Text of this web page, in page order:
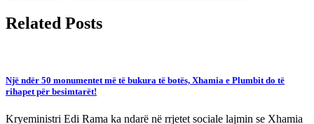
Related Posts
Një ndër 50 monumentet më të bukura të botës, Xhamia e Plumbit do të
rihapet për besimtarët!
Kryeministri Edi Rama ka ndarë në rrjetet sociale lajmin se Xhamia